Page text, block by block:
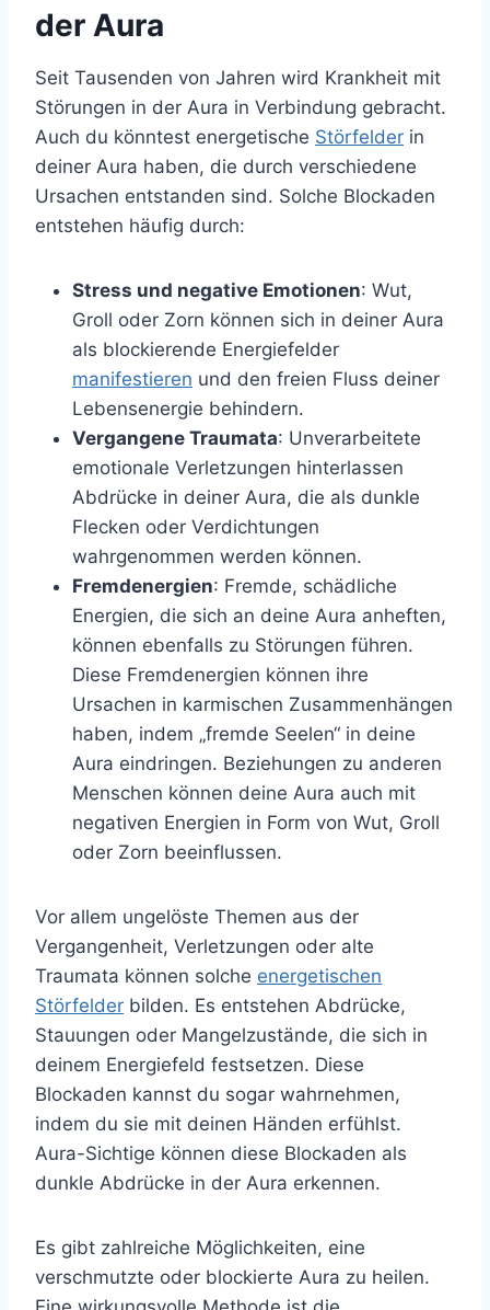
der Aura
Seit Tausenden von Jahren wird Krankheit mit
Störungen in der Aura in Verbindung gebracht.
Auch du könntest energetische Störfelder in
deiner Aura haben, die durch verschiedene
Ursachen entstanden sind. Solche Blockaden
entstehen häufig durch:
Stress und negative Emotionen: Wut,
Groll oder Zorn können sich in deiner Aura
als blockierende Energiefelder
manifestieren und den freien Fluss deiner
Lebensenergie behindern.
Vergangene Traumata: Unverarbeitete
emotionale Verletzungen hinterlassen
Abdrücke in deiner Aura, die als dunkle
Flecken oder Verdichtungen
wahrgenommen werden können.
Fremdenergien: Fremde, schädliche
Energien, die sich an deine Aura anheften,
können ebenfalls zu Störungen führen.
Diese Fremdenergien können ihre
Ursachen in karmischen Zusammenhängen
haben, indem „fremde Seelen“ in deine
Aura eindringen. Beziehungen zu anderen
Menschen können deine Aura auch mit
negativen Energien in Form von Wut, Groll
oder Zorn beeinflussen.
Vor allem ungelöste Themen aus der
Vergangenheit, Verletzungen oder alte
Traumata können solche energetischen
Störfelder bilden. Es entstehen Abdrücke,
Stauungen oder Mangelzustände, die sich in
deinem Energiefeld festsetzen. Diese
Blockaden kannst du sogar wahrnehmen,
indem du sie mit deinen Händen erfühlst.
Aura-Sichtige können diese Blockaden als
dunkle Abdrücke in der Aura erkennen.
Es gibt zahlreiche Möglichkeiten, eine
verschmutzte oder blockierte Aura zu heilen.